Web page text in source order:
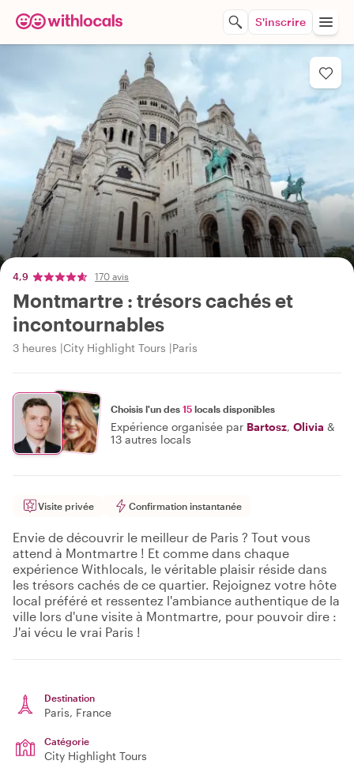
S'inscrire
4,9 170 avis
Montmartre : trésors cachés et
incontournables
3 heures City Highlight Tours Paris
Choisis l'un des 15 locals disponibles
Expérience organisée par Bartosz, Olivia &
13 autres locals
Visite privée Confirmation instantanée
Envie de découvrir le meilleur de Paris ? Tout vous
attend à Montmartre ! Et comme dans chaque
expérience Withlocals, le véritable plaisir réside dans
les trésors cachés de ce quartier. Rejoignez votre hôte
local préféré et ressentez l'ambiance authentique de la
ville lors d'une visite à Montmartre, pour pouvoir dire :
J'ai vécu le vrai Paris !
Destination
Paris, France
Catégorie
City Highlight Tours